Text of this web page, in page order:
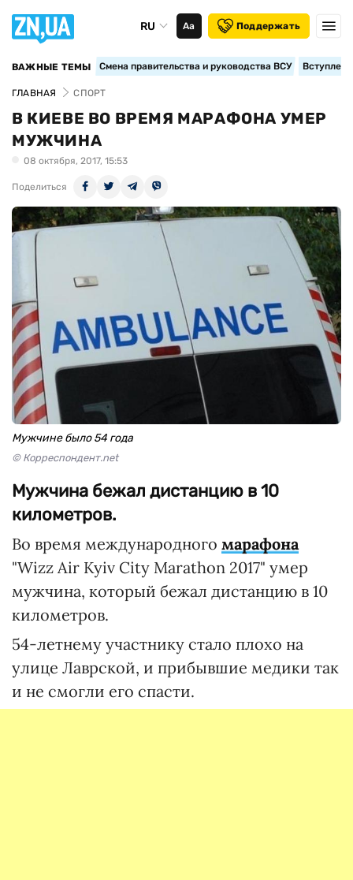
RU Аа Поддержать
ВАЖНЫЕ ТЕМЫ Смена правительства и руководства ВСУ
ГЛАВНАЯ СПОРТ
В КИЕВЕ ВО ВРЕМЯ МАРАФОНА УМЕР
МУЖЧИНА
08 октября, 2017, 15:53
Поделиться
Мужчине было 54 года
© Корреспондент.net
Мужчина бежал дистанцию в 10
километров.
Во время международного марафона
"Wizz Air Kyiv City Marathon 2017" умер
мужчина, который бежал дистанцию в 10
километров.
54-летнему участнику стало плохо на
улице Лаврской, и прибывшие медики так
и не смогли его спасти.